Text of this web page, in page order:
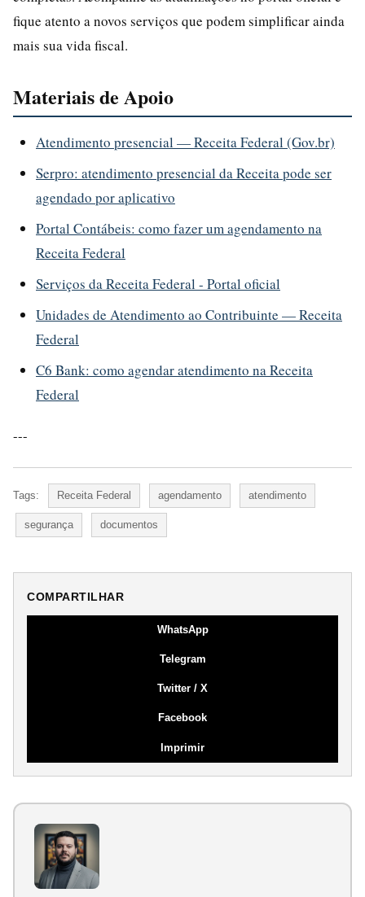
fique atento a novos serviços que podem simplificar ainda
mais sua vida fiscal.
Materiais de Apoio
Atendimento presencial — Receita Federal (Gov.br)
Serpro: atendimento presencial da Receita pode ser
agendado por aplicativo
Portal Contábeis: como fazer um agendamento na
Receita Federal
Serviços da Receita Federal - Portal oficial
Unidades de Atendimento ao Contribuinte — Receita
Federal
C6 Bank: como agendar atendimento na Receita
Federal
---
Tags: Receita Federal agendamento atendimento
segurança documentos
COMPARTILHAR
WhatsApp
Telegram
Twitter / X
Facebook
Imprimir